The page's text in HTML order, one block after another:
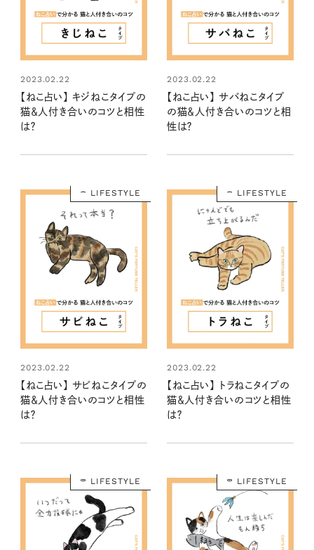
2023.02.22
【ねこ占い】 キジねこタイプの
猫＆人付き合いのコツと相性
は？
2023.02.22
【ねこ占い】 サバねこタイプ
の猫＆人付き合いのコツと相
性は？
LIFESTYLE
2023.02.22
【ねこ占い】 サビねこタイプの
猫＆人付き合いのコツと相性
は？
LIFESTYLE
2023.02.22
【ねこ占い】 トラねこタイプの
猫＆人付き合いのコツと相性
は？
LIFESTYLE LIFESTYLE